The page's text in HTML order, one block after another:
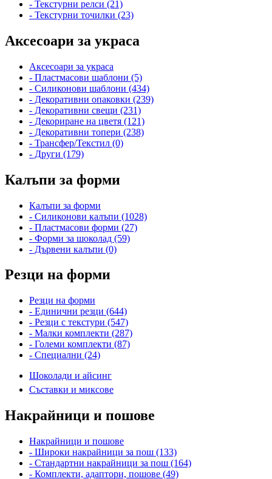
- Текстурни релси (21)
- Текстурни точилки (23)
Аксесоари за украса
Аксесоари за украса
- Пластмасови шаблони (5)
- Силиконови шаблони (434)
- Декоративни опаковки (239)
- Декоративни свещи (231)
- Декориране на цветя (121)
- Декоративни топери (238)
- Трансфер/Текстил (0)
- Други (179)
Калъпи за форми
Калъпи за форми
- Силиконови калъпи (1028)
- Пластмасови форми (27)
- Форми за шоколад (59)
- Дървени калъпи (0)
Резци на форми
Резци на форми
- Единични резци (644)
- Резци с текстури (547)
- Малки комплекти (287)
- Големи комплекти (87)
- Специални (24)
Шоколади и айсинг
Съставки и миксове
Накрайници и пошове
Накрайници и пошове
- Широки накрайници за пош (133)
- Стандартни накрайници за пош (164)
- Комплекти, адаптори, пошове (49)